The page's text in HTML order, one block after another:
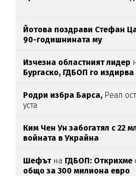
Йотова поздрави Стефан
90-годишнината му
Изчезна областният лидер
Бургаско, ГДБОП го издирва
Родри избра Барса, Реал
уста
Ким Чен Ун забогатял с 22
войната в Украйна
Шефътна ГДБОП: Открихме
общо за 300 милиона евро